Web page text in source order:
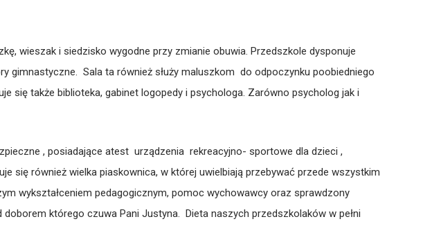
wieszak i siedzisko wygodne przy zmianie obuwia. Przedszkole dysponuje
Sala ta również służy maluszkom do odpoczynku poobiedniego
się także biblioteka, gabinet logopedy i psychologa. Zarówno psycholog jak i
, posiadające atest urządzenia rekreacyjno- sportowe dla dzieci ,
się również wielka piaskownica, w której uwielbiają przebywać przede wszystkim
wykształceniem pedagogicznym, pomoc wychowawcy oraz sprawdzony
którego czuwa Pani Justyna. Dieta naszych przedszkolaków w pełni